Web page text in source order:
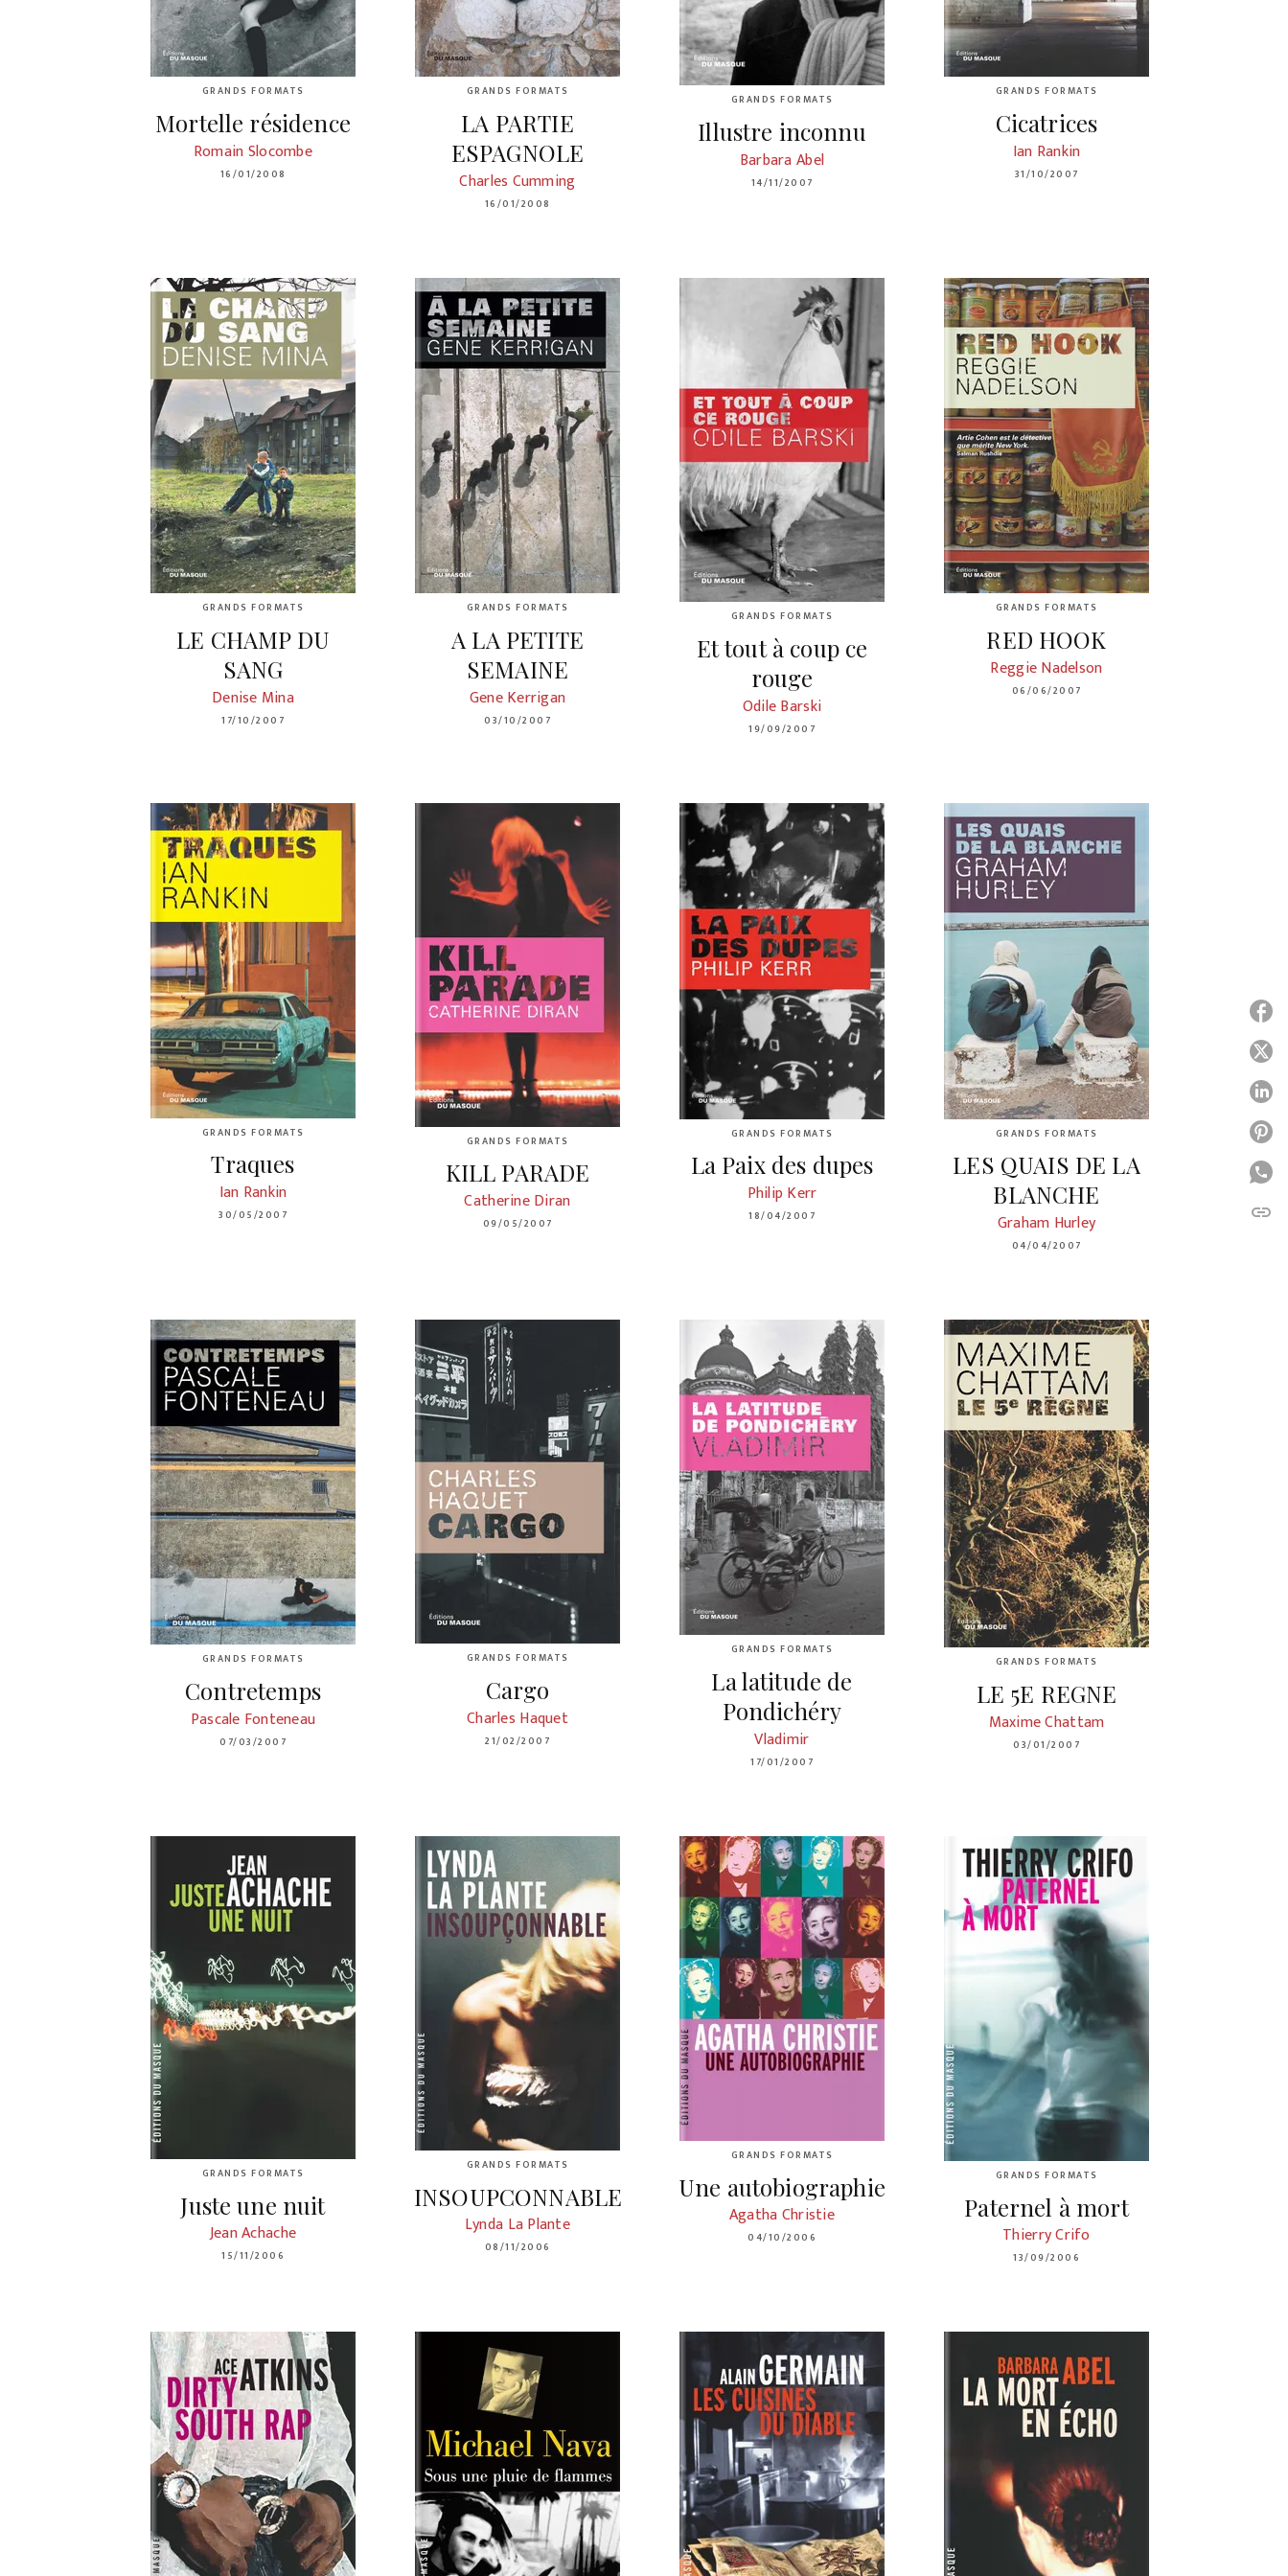
GRANDS FORMATS
Mortelle résidence
Romain Slocombe
16/01/2008
GRANDS FORMATS
LA PARTIE
ESPAGNOLE
Charles Cumming
16/01/2008
GRANDS FORMATS
Illustre inconnu
Barbara Abel
14/11/2007
GRANDS FORMATS
Cicatrices
Ian Rankin
31/10/2007
GRANDS FORMATS
LE CHAMP DU
SANG
Denise Mina
17/10/2007
GRANDS FORMATS
A LA PETITE
SEMAINE
Gene Kerrigan
03/10/2007
GRANDS FORMATS
Et tout à coup ce
rouge
Odile Barski
19/09/2007
GRANDS FORMATS
RED HOOK
Reggie Nadelson
06/06/2007
GRANDS FORMATS
Traques
Ian Rankin
30/05/2007
GRANDS FORMATS
KILL PARADE
Catherine Diran
09/05/2007
GRANDS FORMATS
La Paix des dupes
Philip Kerr
18/04/2007
GRANDS FORMATS
LES QUAIS DE LA
BLANCHE
Graham Hurley
04/04/2007
GRANDS FORMATS
Contretemps
Pascale Fonteneau
07/03/2007
GRANDS FORMATS
Cargo
Charles Haquet
21/02/2007
GRANDS FORMATS
La latitude de
Pondichéry
Vladimir
17/01/2007
GRANDS FORMATS
LE 5E REGNE
Maxime Chattam
03/01/2007
GRANDS FORMATS
Juste une nuit
Jean Achache
15/11/2006
GRANDS FORMATS
INSOUPCONNABLE
Lynda La Plante
08/11/2006
GRANDS FORMATS
Une autobiographie
Agatha Christie
04/10/2006
GRANDS FORMATS
Paternel à mort
Thierry Crifo
13/09/2006
link